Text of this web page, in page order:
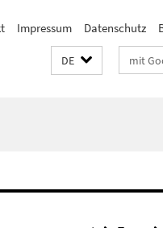
Impressum Datenschutz
DE